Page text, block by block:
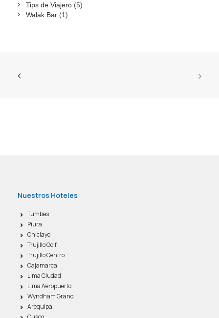
Tips de Viajero (5)
Walak Bar (1)
Nuestros Hoteles
Tumbes
Piura
Chiclayo
Trujillo Golf
Trujillo Centro
Cajamarca
Lima Ciudad
Lima Aeropuerto
Wyndham Grand
Arequipa